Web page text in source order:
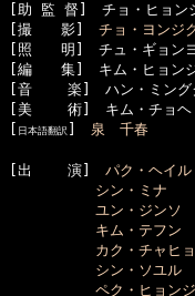
[助 監 督]　チョ・ヒョン
[撮　　影] チョ・ヨンジ
[照　　明]　チュ・ギョン
[編　　集]　キム・ヒョン
[音    楽]　ハン・ミング
[美    術]　キム・チョヘ
日本語翻訳 泉　千春
[出    演] パク・ヘイル
シン・ミナ →
ユン・ジンソ
キム・テフン
カク・チャヒ
シン・ソユル
ペク・ヒョン